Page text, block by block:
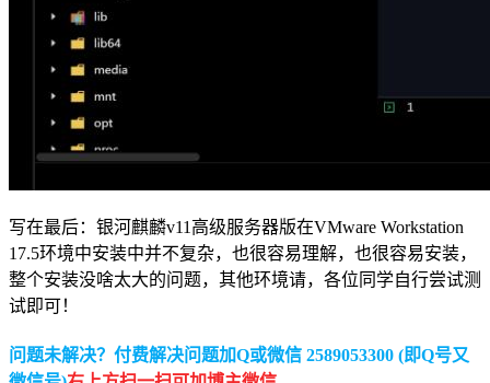
写在最后：银河麒麟v11高级服务器版在VMware Workstation
17.5环境中安装中并不复杂，也很容易理解，也很容易安装，
整个安装没啥太大的问题，其他环境请，各位同学自行尝试测
试即可！
问题未解决？付费解决问题加Q或微信 2589053300 (即Q号又